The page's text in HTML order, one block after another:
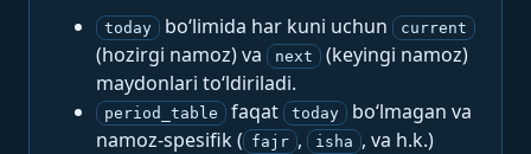
today bo‘limida har kuni uchun current
(hozirgi namoz) va next
(keyingi namoz)
maydonlari to‘ldiriladi.
period_table faqat today
bo‘lmagan va
namoz-spesifik ( fajr , isha , va h.k.)